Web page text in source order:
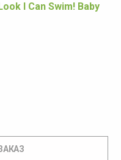
I Can Swim! Baby